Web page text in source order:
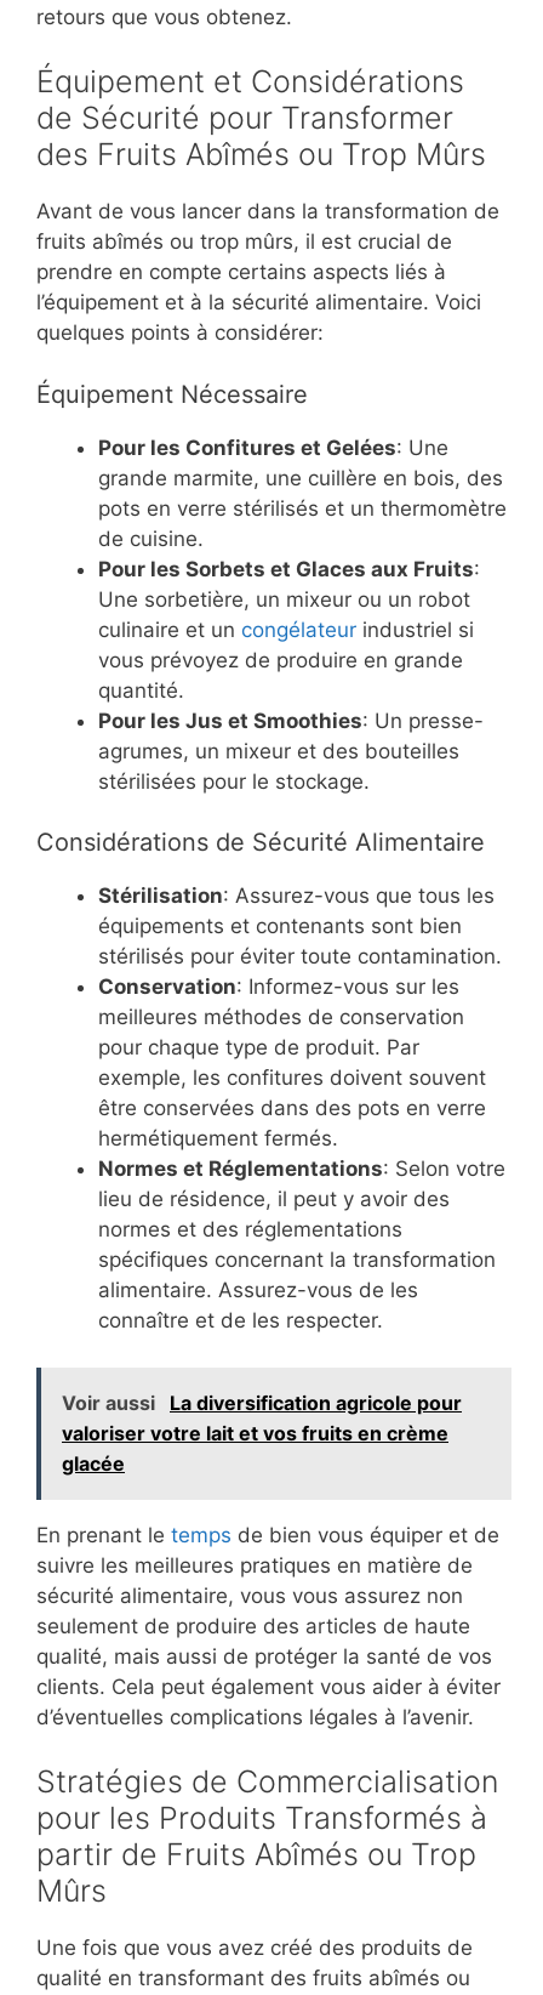
retours que vous obtenez.
Équipement et Considérations
de Sécurité pour Transformer
des Fruits Abîmés ou Trop Mûrs
Avant de vous lancer dans la transformation de
fruits abîmés ou trop mûrs, il est crucial de
prendre en compte certains aspects liés à
l’équipement et à la sécurité alimentaire. Voici
quelques points à considérer:
Équipement Nécessaire
Pour les Confitures et Gelées: Une
grande marmite, une cuillère en bois, des
pots en verre stérilisés et un thermomètre
de cuisine.
Pour les Sorbets et Glaces aux Fruits:
Une sorbetière, un mixeur ou un robot
culinaire et un congélateur industriel si
vous prévoyez de produire en grande
quantité.
Pour les Jus et Smoothies: Un presse-
agrumes, un mixeur et des bouteilles
stérilisées pour le stockage.
Considérations de Sécurité Alimentaire
Stérilisation: Assurez-vous que tous les
équipements et contenants sont bien
stérilisés pour éviter toute contamination.
Conservation: Informez-vous sur les
meilleures méthodes de conservation
pour chaque type de produit. Par
exemple, les confitures doivent souvent
être conservées dans des pots en verre
hermétiquement fermés.
Normes et Réglementations: Selon votre
lieu de résidence, il peut y avoir des
normes et des réglementations
spécifiques concernant la transformation
alimentaire. Assurez-vous de les
connaître et de les respecter.
Voir aussi
La diversification agricole pour
valoriser votre lait et vos fruits en crème
glacée
En prenant le temps de bien vous équiper et de
suivre les meilleures pratiques en matière de
sécurité alimentaire, vous vous assurez non
seulement de produire des articles de haute
qualité, mais aussi de protéger la santé de vos
clients. Cela peut également vous aider à éviter
d’éventuelles complications légales à l’avenir.
Stratégies de Commercialisation
pour les Produits Transformés à
partir de Fruits Abîmés ou Trop
Mûrs
Une fois que vous avez créé des produits de
qualité en transformant des fruits abîmés ou